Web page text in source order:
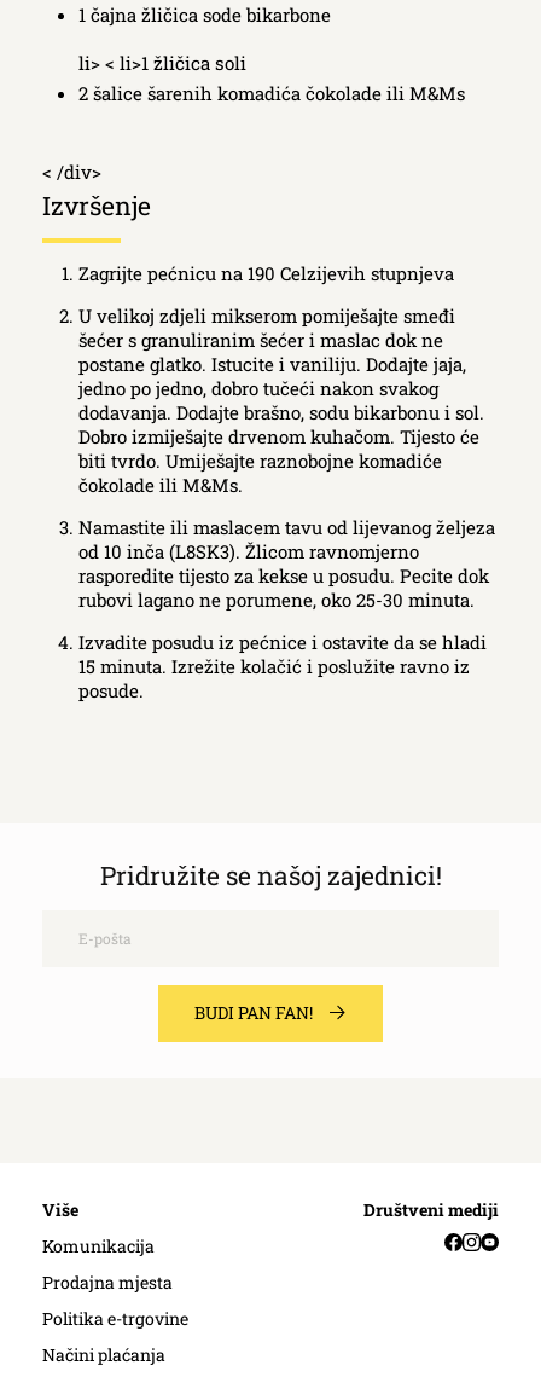
1 čajna žličica sode bikarbone
li> < li>1 žličica soli
2 šalice šarenih komadića čokolade ili M&Ms
< /div>
Izvršenje
Zagrijte pećnicu na 190 Celzijevih stupnjeva
U velikoj zdjeli mikserom pomiješajte smeđi
šećer s granuliranim šećer i maslac dok ne
postane glatko. Istucite i vaniliju. Dodajte jaja,
jedno po jedno, dobro tučeći nakon svakog
dodavanja. Dodajte brašno, sodu bikarbonu i sol.
Dobro izmiješajte drvenom kuhačom. Tijesto će
biti tvrdo. Umiješajte raznobojne komadiće
čokolade ili M&Ms.
Namastite ili maslacem tavu od lijevanog željeza
od 10 inča (L8SK3). Žlicom ravnomjerno
rasporedite tijesto za kekse u posudu. Pecite dok
rubovi lagano ne porumene, oko 25-30 minuta.
Izvadite posudu iz pećnice i ostavite da se hladi
15 minuta. Izrežite kolačić i poslužite ravno iz
posude.
Pridružite se našoj zajednici!
BUDI PAN FAN!
Više
Komunikacija
Prodajna mjesta
Politika e-trgovine
Načini plaćanja
Društveni mediji
Facebook